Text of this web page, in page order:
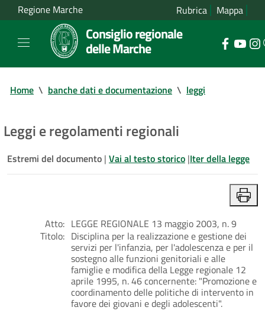
Regione Marche Rubrica Mappa
Consiglio regionale
delle Marche
Home \ banche dati e documentazione \ leggi
Leggi e regolamenti regionali
Estremi del documento | Vai al testo storico |Iter della legge
Atto: LEGGE REGIONALE 13 maggio 2003, n. 9
Titolo: Disciplina per la realizzazione e gestione dei
servizi per l'infanzia, per l'adolescenza e per il
sostegno alle funzioni genitoriali e alle
famiglie e modifica della Legge regionale 12
aprile 1995, n. 46 concernente: "Promozione e
coordinamento delle politiche di intervento in
favore dei giovani e degli adolescenti".